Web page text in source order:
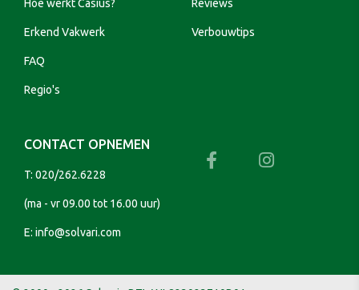
Hoe werkt Casius?
Erkend Vakwerk
FAQ
Regio's
Reviews
Verbouwtips
CONTACT OPNEMEN
T: 020/262.6228
(ma - vr 09.00 tot 16.00 uur)
E: info@solvari.com